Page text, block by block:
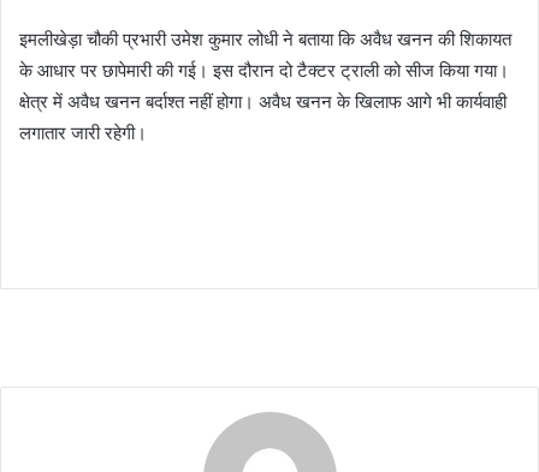
इमलीखेड़ा चौकी प्रभारी उमेश कुमार लोधी ने बताया कि अवैध खनन की शिकायत
के आधार पर छापेमारी की गई। इस दौरान दो टैक्टर ट्राली को सीज किया गया।
क्षेत्र में अवैध खनन बर्दाश्त नहीं होगा। अवैध खनन के खिलाफ आगे भी कार्यवाही
लगातार जारी रहेगी।